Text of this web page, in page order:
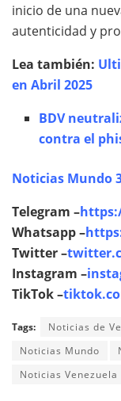
inicio de una
autenticidad y
Lea también:
en Abril 2025
BDV
contra el
Noticias Mundo
Telegram –
Whatsapp –
Twitter –
Instagram –
TikTok –
Tags: Noticias de
Noticias Mundo
Noticias Venezuela